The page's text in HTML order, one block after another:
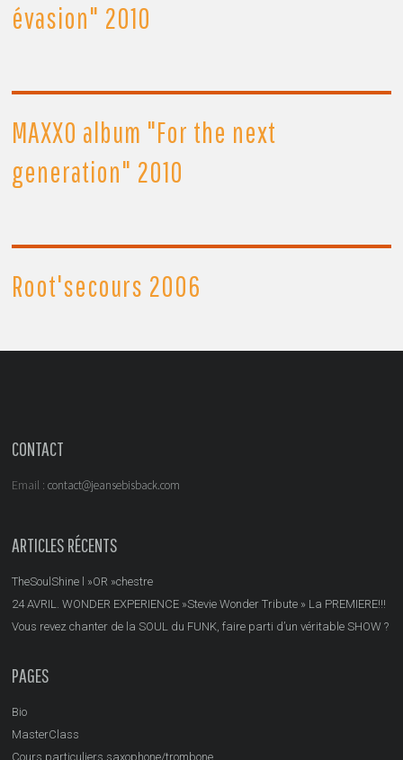
évasion" 2010
MAXXO album "For the next
generation" 2010
Root'secours 2006
CONTACT
Email :contact@jeansebisback.com
ARTICLES RÉCENTS
TheSoulShine l »OR »chestre
24 AVRIL. WONDER EXPERIENCE »Stevie Wonder Tribute » La PREMIERE!!!
Vous revez chanter de la SOUL du FUNK, faire parti d’un véritable SHOW ?
PAGES
Bio
MasterClass
Cours particuliers saxophone/trombone